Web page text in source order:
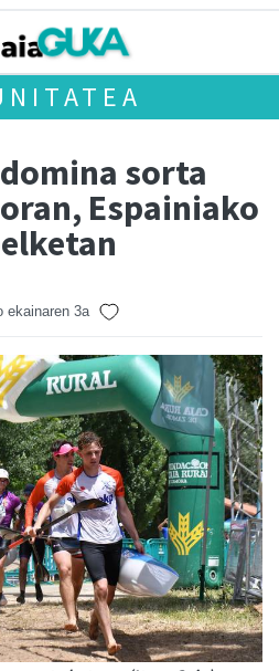
sorta
Espainiako
ekainaren 3a